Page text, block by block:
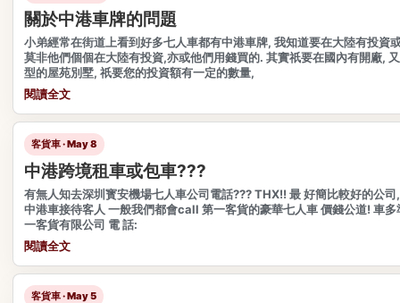
關於中港車牌的問題
小弟經常在街道上看到好多七人車都有中港車牌, 我知道要在大陸有投資
莫非他們個個在大陸有投資,亦或他們用錢買的. 其實祇要在國內有開廠,
型的屋苑別墅, 祇要您的投資額有一定的數量,
閱讀全文
客貨車 · May 8
中港跨境租車或包車???
有無人知去深圳寳安機場七人車公司電話??? THX!! 最 好簡比較好的公
中港車接待客人 一般我們都會call 第一客貨的豪華七人車 價錢公道! 車多
一客貨有限公司 電 話:
閱讀全文
客貨車 · May 5